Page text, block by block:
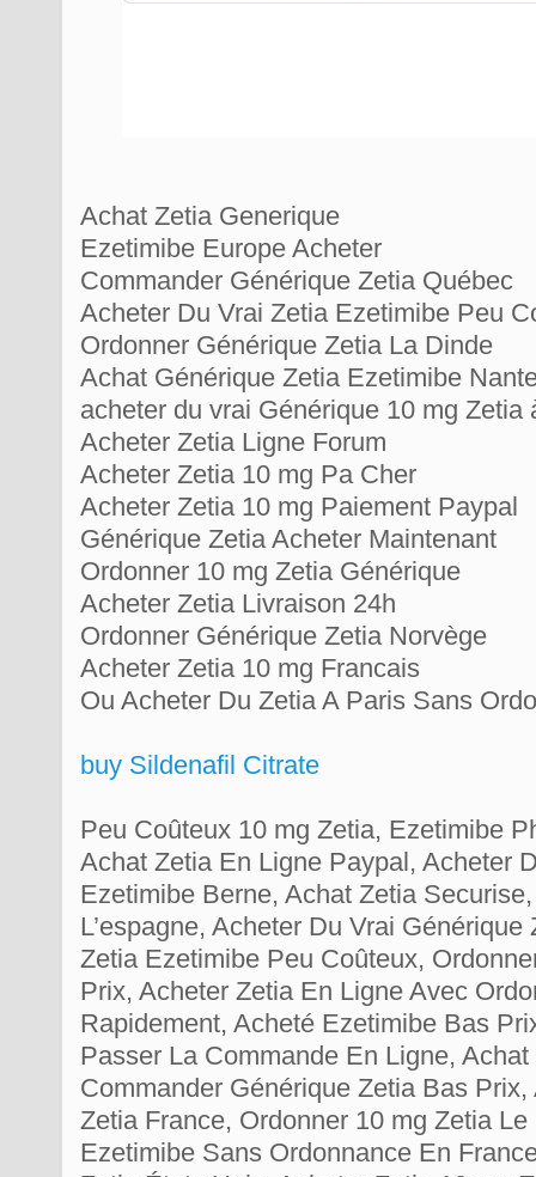
Achat Zetia Generique
Ezetimibe Europe Acheter
Commander Générique Zetia Québec
Acheter Du Vrai Zetia Ezetimibe Peu
Ordonner Générique Zetia La Dinde
Achat Générique Zetia Ezetimibe
acheter du vrai Générique 10 mg Zetia
Acheter Zetia Ligne Forum
Acheter Zetia 10 mg Pa Cher
Acheter Zetia 10 mg Paiement Paypal
Générique Zetia Acheter Maintenant
Ordonner 10 mg Zetia Générique
Acheter Zetia Livraison 24h
Ordonner Générique Zetia Norvège
Acheter Zetia 10 mg Francais
Ou Acheter Du Zetia A Paris Sans
buy Sildenafil Citrate
Peu Coûteux 10 mg Zetia, Ezetimibe
Achat Zetia En Ligne Paypal, Acheter
Ezetimibe Berne, Achat Zetia
L’espagne, Acheter Du Vrai
Zetia Ezetimibe Peu Coûteux,
Prix, Acheter Zetia En Ligne Avec
Rapidement, Acheté Ezetimibe Bas
Passer La Commande En Ligne,
Commander Générique Zetia Bas
Zetia France, Ordonner 10 mg Zetia
Ezetimibe Sans Ordonnance En